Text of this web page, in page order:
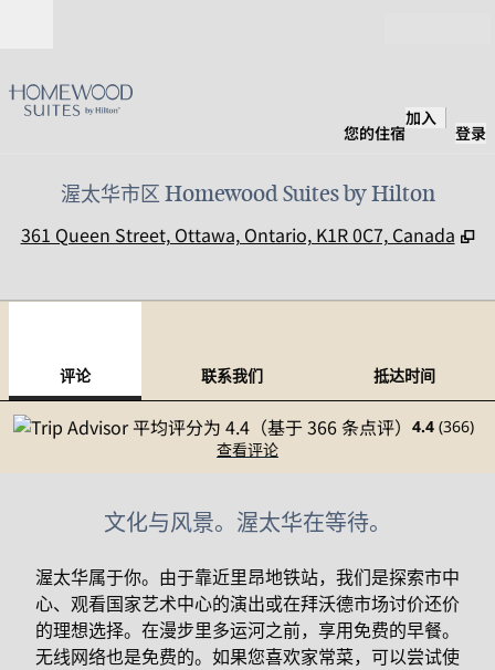
您的住宿
加入
登录
渥太华市区 Homewood Suites by Hilton
361 Queen Street, Ottawa, Ontario, K1R 0C7, Canada ,
评论 联系我们 抵达时间
4.4 (366)
查看评论
文化与风景。渥太华在等待。
渥太华属于你。由于靠近里昂地铁站，我们是探索市中
心、观看国家艺术中心的演出或在拜沃德市场讨价还价
的理想选择。在漫步里多运河之前，享用免费的早餐。
无线网络也是免费的。如果您喜欢家常菜，可以尝试使